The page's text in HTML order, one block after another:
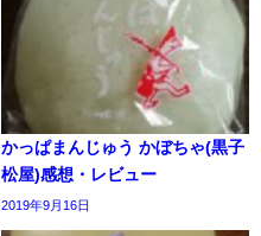
かっぱまんじゅう かぼちゃ(黒子
松屋)感想・レビュー
2019年9月16日